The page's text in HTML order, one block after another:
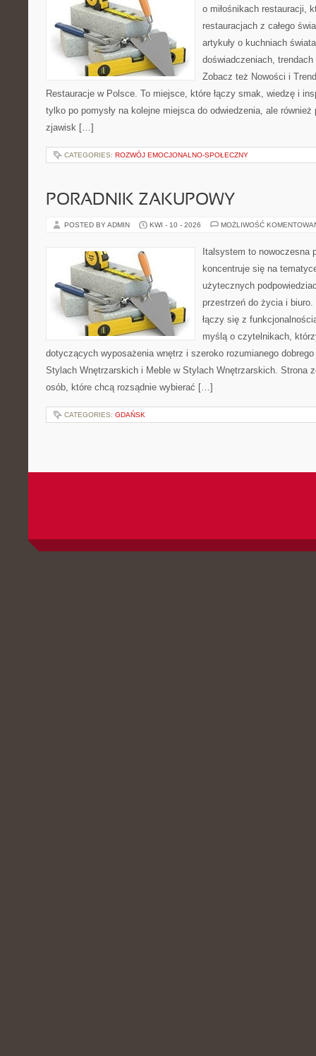
o miłośnikach restauracji,
restauracjach z całego
artykuły o kuchniach
doświadczeniach,
Zobacz też Nowości i
Restauracje w Polsce. To miejsce, które łączy smak, wiedzę i
tylko po pomysły na kolejne miejsca do odwiedzenia, ale
zjawisk […]
CATEGORIES: ROZWÓJ EMOCJONALNO-SPOŁECZNY
PORADNIK ZAKUPOWY
POSTED BY ADMIN KWI - 10 - 2026 MOŻLIWOŚĆ
Italsystem to nowoczesna
koncentruje się na
użytecznych
przestrzeń do życia i
łączy się z
myślą o czytelnikach,
dotyczących wyposażenia wnętrz i szeroko rozumianego
Stylach Wnętrzarskich i Meble w Stylach Wnętrzarskich. Strona
osób, które chcą rozsądnie wybierać […]
CATEGORIES: GDAŃSK